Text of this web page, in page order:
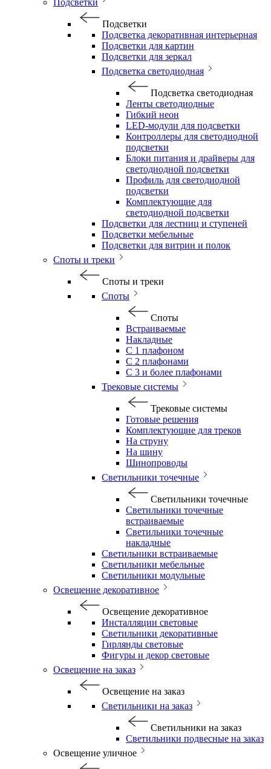
Подсветки
Подсветки
Подсветка декоративная интерьерная
Подсветки для картин
Подсветки для зеркал
Подсветка светодиодная
Подсветка светодиодная
Ленты светодиодные
Гибкий неон
LED-модули для подсветки
Контроллеры для светодиодной
подсветки
Блоки питания и драйверы для
светодиодной подсветки
Профиль для светодиодной
подсветки
Комплектующие для
светодиодной подсветки
Подсветки для лестниц и ступеней
Подсветки мебельные
Подсветки для витрин и полок
Споты и треки
Споты и треки
Споты
Споты
Встраиваемые
Накладные
С 1 плафоном
С 2 плафонами
С 3 и более плафонами
Трековые системы
Трековые системы
Готовые решения
Комплектующие для треков
На струну
На шину
Шинопроводы
Светильники точечные
Светильники точечные
Светильники точечные
встраиваемые
Светильники точечные
накладные
Светильники встраиваемые
Светильники мебельные
Светильники модульные
Освещение декоративное
Освещение декоративное
Инсталляции световые
Светильники декоративные
Гирлянды световые
Фигуры и декор световые
Освещение на заказ
Освещение на заказ
Светильники на заказ
Светильники на заказ
Светильники подвесные на заказ
Освещение уличное